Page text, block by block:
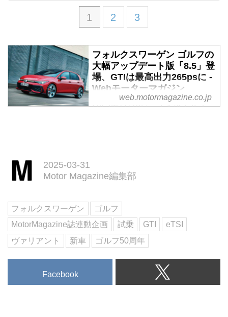
1 2 3
フォルクスワーゲン ゴルフの
大幅アップデート版「8.5」登
場、GTIは最高出力265psに -
Webモーターマガジン
2025年1月10日、フォルクスワー
ゴルフの大幅マイナーチェンジ版
web.motormagazine.co.jp
2025-03-31
Motor Magazine編集部
フォルクスワーゲン
ゴルフ
MotorMagazine誌連動企画
試乗 GTI
eTSI
ヴァリアント
新車 ゴルフ50周年
Facebook